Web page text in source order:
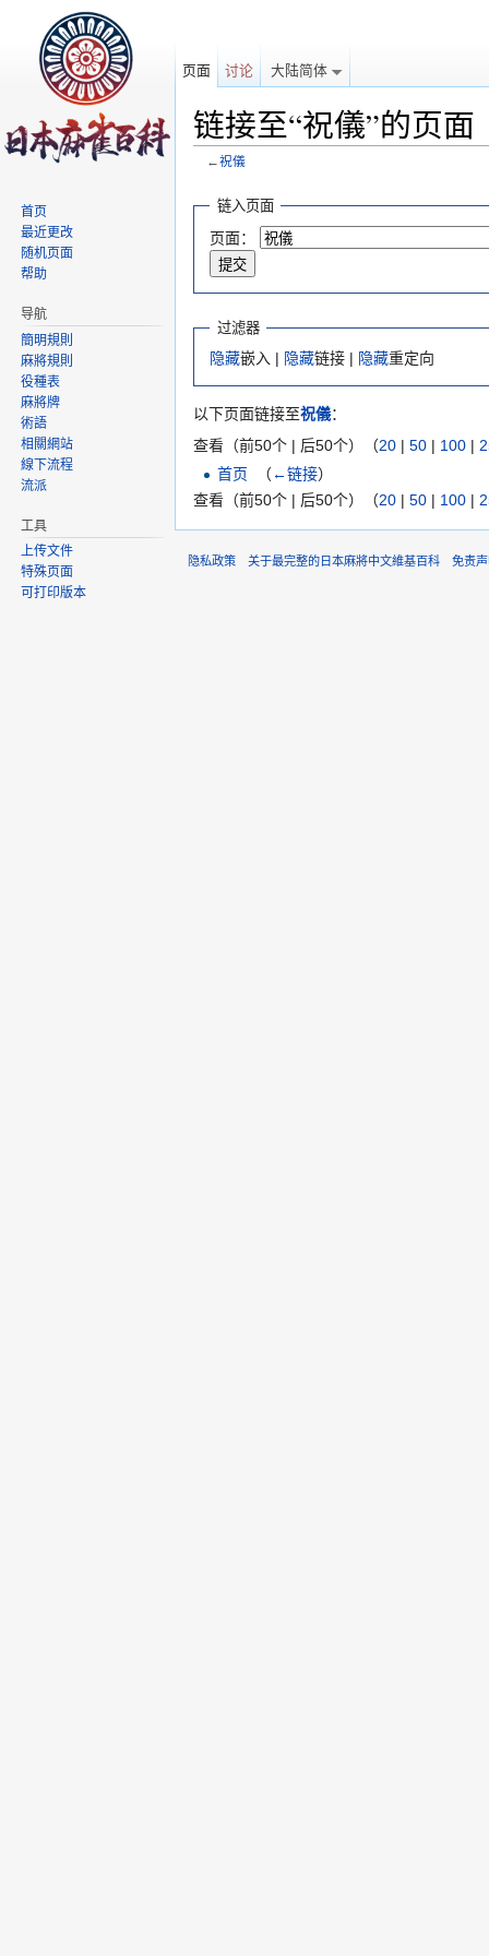
链接至“祝儀”的页面
←祝儀
链入页面
页面：
过滤器
隐藏嵌入 | 隐藏链接 | 隐藏重定向
以下页面链接至祝儀：
查看（前50个 | 后50个）（20 | 50 | 100 |
首页
（←链接）
查看（前50个 | 后50个）（20 | 50 | 100 |
页面 讨论 大陆简体
首页
最近更改
随机页面
帮助
导航
簡明規則
麻將規則
役種表
麻將牌
術語
相關網站
線下流程
流派
工具
上传文件
特殊页面
可打印版本
隐私政策 关于最完整的日本麻將中文維基百科 免责